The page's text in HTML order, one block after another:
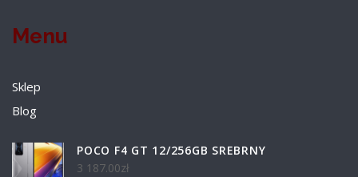
Menu
Sklep
Blog
POCO F4 GT 12/256GB SREBRNY
3 187.00zł